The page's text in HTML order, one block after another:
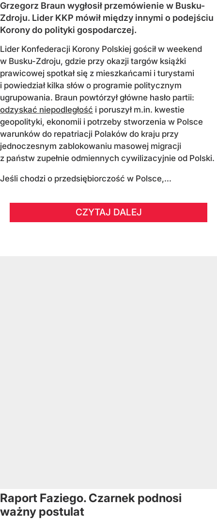
Grzegorz Braun wygłosił przemówienie w Busku-
Zdroju. Lider KKP mówił między innymi o podejściu
Korony do polityki gospodarczej.
Lider Konfederacji Korony Polskiej gościł w weekend
w Busku-Zdroju, gdzie przy okazji targów książki
prawicowej spotkał się z mieszkańcami i turystami
i powiedział kilka słów o programie politycznym
ugrupowania. Braun powtórzył główne hasło partii:
odzyskać niepodległość i poruszył m.in. kwestie
geopolityki, ekonomii i potrzeby stworzenia w Polsce
warunków do repatriacji Polaków do kraju przy
jednoczesnym zablokowaniu masowej migracji
z państw zupełnie odmiennych cywilizacyjnie od Polski.
Jeśli chodzi o przedsiębiorczość w Polsce,...
CZYTAJ DALEJ
Raport Faziego. Czarnek podnosi
ważny postulat